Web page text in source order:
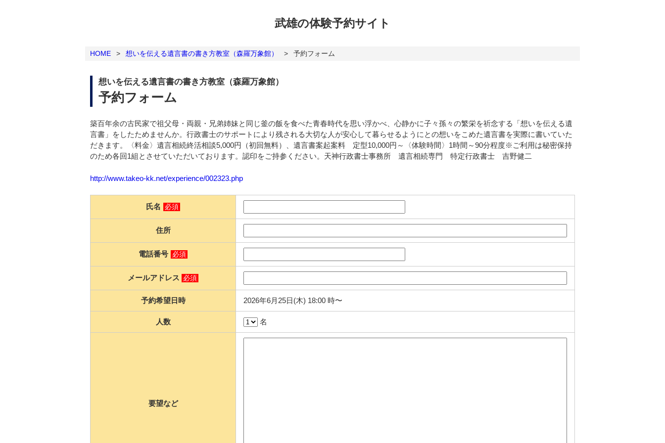
武雄の体験予約サイト
HOME > 想いを伝える遺言書の書き方教室（森羅万象館） > 予約フォーム
想いを伝える遺言書の書き方教室（森羅万象館）
予約フォーム
築百年余の古民家で祖父母・両親・兄弟姉妹と同じ釜の飯を食べた青春時代を思い浮かべ、心静かに子々孫々の繁栄を祈念する「想いを伝える遺
言書」をしたためませんか。行政書士のサポートにより残される大切な人が安心して暮らせるようにとの想いをこめた遺言書を実際に書いていた
だきます。〈料金〉遺言相続終活相談5,000円（初回無料）、遺言書案起案料 定型10,000円～〈体験時間〉1時間～90分程度※ご利用は秘密保持
のため各回1組とさせていただいております。認印をご持参ください。天神行政書士事務所 遺言相続専門 特定行政書士 吉野健二
http://www.takeo-kk.net/experience/002323.php
氏名 必須
住所
電話番号 必須
メールアドレス 必須
予約希望日時 2026年6月25日(木) 18:00 時〜
人数 名
要望など